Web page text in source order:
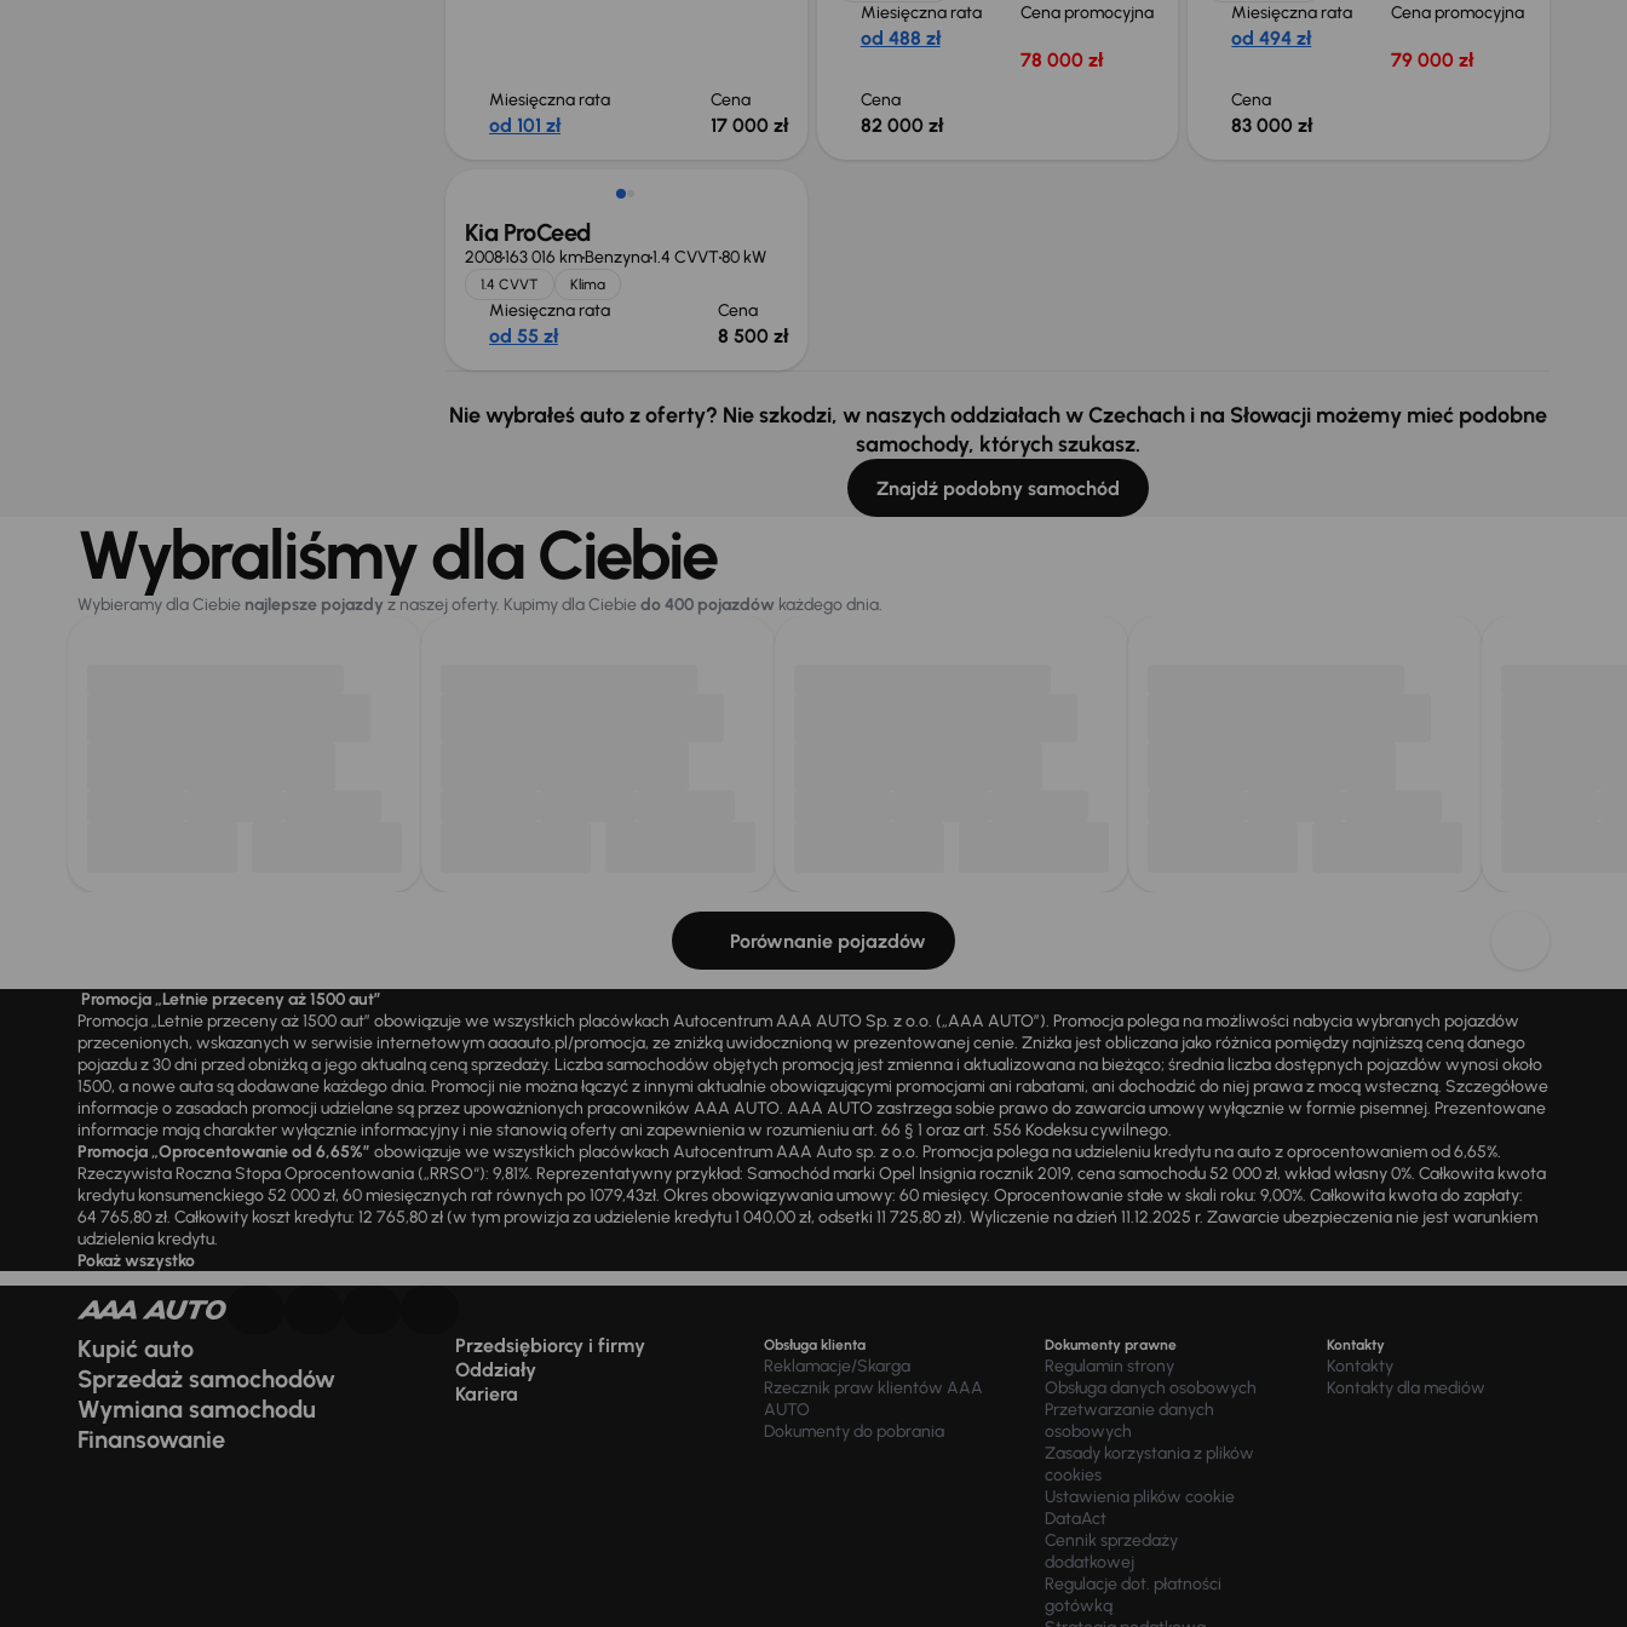
Miesięczna rata
od 101 zł
Cena
17 000 zł
Miesięczna rata
od 488 zł
Cena promocyjna
78 000 zł
Cena
82 000 zł
Miesięczna rata
od 494 zł
Cena promocyjna
79 000 zł
Cena
83 000 zł
Kia ProCeed
2008163 016 kmBenzyna1.4 CVVT80 kW
1.4 CVVT Klima
Miesięczna rata
od 55 zł
Cena
8 500 zł
Nie wybrałeś auto z oferty? Nie szkodzi, w naszych oddziałach w Czechach i na Słowacji możemy mieć podobne
samochody, których szukasz.
Znajdź podobny samochód
Wybraliśmy dla Ciebie
Wybieramy dla Ciebie najlepsze pojazdy z naszej oferty. Kupimy dla Ciebiedo 400 pojazdów każdego dnia.
Porównanie pojazdów
Promocja „Letnie przeceny aż 1500 aut”
Promocja „Letnie przeceny aż 1500 aut” obowiązuje we wszystkich placówkach Autocentrum AAA AUTO Sp. z o.o. („AAA AUTO”). Promocja polega na możliwości nabycia wybranych pojazdów
przecenionych, wskazanych w serwisie internetowym aaaauto.pl/promocja, ze zniżką uwidocznioną w prezentowanej cenie. Zniżka jest obliczana jako różnica pomiędzy najniższą ceną danego
pojazdu z 30 dni przed obniżką a jego aktualną ceną sprzedaży. Liczba samochodów objętych promocją jest zmienna i aktualizowana na bieżąco; średnia liczba dostępnych pojazdów wynosi około
1500, a nowe auta są dodawane każdego dnia. Promocji nie można łączyć z innymi aktualnie obowiązującymi promocjami ani rabatami, ani dochodzić do niej prawa z mocą wsteczną. Szczegółowe
informacje o zasadach promocji udzielane są przez upoważnionych pracowników AAA AUTO. AAA AUTO zastrzega sobie prawo do zawarcia umowy wyłącznie w formie pisemnej. Prezentowane
informacje mają charakter wyłącznie informacyjny i nie stanowią oferty ani zapewnienia w rozumieniu art. 66 § 1 oraz art. 556 Kodeksu cywilnego.
Promocja „Oprocentowanie od 6,65%” obowiązuje we wszystkich placówkach Autocentrum AAA Auto sp. z o.o. Promocja polega na udzieleniu kredytu na auto z oprocentowaniem od 6,65%.
Rzeczywista Roczna Stopa Oprocentowania („RRSO“): 9,81%. Reprezentatywny przykład: Samochód marki Opel Insignia rocznik 2019, cena samochodu 52 000 zł, wkład własny 0%. Całkowita kwota
kredytu konsumenckiego 52 000 zł, 60 miesięcznych rat równych po 1079,43zł. Okres obowiązywania umowy: 60 miesięcy. Oprocentowanie stałe w skali roku: 9,00%. Całkowita kwota do zapłaty:
64 765,80 zł. Całkowity koszt kredytu: 12 765,80 zł (w tym prowizja za udzielenie kredytu 1 040,00 zł, odsetki 11 725,80 zł). Wyliczenie na dzień 11.12.2025 r. Zawarcie ubezpieczenia nie jest warunkiem
udzielenia kredytu.
Pokaż wszystko
Kupić auto
Sprzedaż samochodów
Wymiana samochodu
Finansowanie
Przedsiębiorcy i firmy
Oddziały
Kariera
Obsługa klienta
Reklamacje/Skarga
Rzecznik praw klientów AAA
AUTO
Dokumenty do pobrania
Dokumenty prawne
Regulamin strony
Obsługa danych osobowych
Przetwarzanie danych
osobowych
Zasady korzystania z plików
cookies
Ustawienia plików cookie
DataAct
Cennik sprzedaży
dodatkowej
Regulacje dot. płatności
gotówką
Kontakty
Kontakty
Kontakty dla mediów